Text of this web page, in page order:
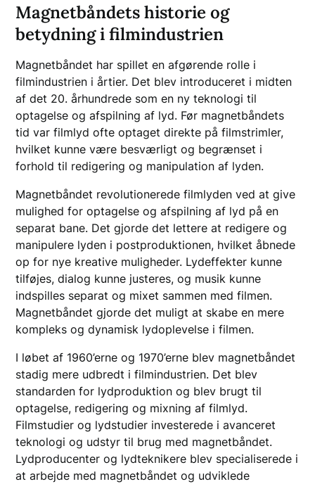
Magnetbåndets historie og
betydning i filmindustrien
Magnetbåndet har spillet en afgørende rolle i
filmindustrien i årtier. Det blev introduceret i midten
af det 20. århundrede som en ny teknologi til
optagelse og afspilning af lyd. Før magnetbåndets
tid var filmlyd ofte optaget direkte på filmstrimler,
hvilket kunne være besværligt og begrænset i
forhold til redigering og manipulation af lyden.
Magnetbåndet revolutionerede filmlyden ved at give
mulighed for optagelse og afspilning af lyd på en
separat bane. Det gjorde det lettere at redigere og
manipulere lyden i postproduktionen, hvilket åbnede
op for nye kreative muligheder. Lydeffekter kunne
tilføjes, dialog kunne justeres, og musik kunne
indspilles separat og mixet sammen med filmen.
Magnetbåndet gjorde det muligt at skabe en mere
kompleks og dynamisk lydoplevelse i filmen.
I løbet af 1960’erne og 1970’erne blev magnetbåndet
stadig mere udbredt i filmindustrien. Det blev
standarden for lydproduktion og blev brugt til
optagelse, redigering og mixning af filmlyd.
Filmstudier og lydstudier investerede i avanceret
teknologi og udstyr til brug med magnetbåndet.
Lydproducenter og lydteknikere blev specialiserede i
at arbejde med magnetbåndet og udviklede